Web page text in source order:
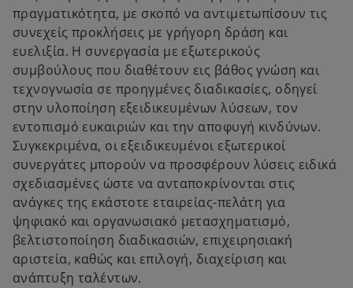
πραγματικότητα, με σκοπό να αντιμετωπίσουν τις
συνεχείς προκλήσεις με γρήγορη δράση και
ευελιξία. Η συνεργασία με εξωτερικούς
συμβούλους που διαθέτουν εις βάθος γνώση και
τεχνογνωσία σε προηγμένες διαδικασίες, οδηγεί
στην υλοποίηση εξειδικευμένων λύσεων, τον
εντοπισμό ευκαιριών και την αποφυγή κινδύνων.
Συγκεκριμένα, οι εξειδικευμένοι εξωτερικοί
συνεργάτες μπορούν να προσφέρουν λύσεις ειδικά
σχεδιασμένες ώστε να ανταποκρίνονται στις
ανάγκες της εκάστοτε εταιρείας-πελάτη για
ψηφιακό και οργανωσιακό μετασχηματισμό,
βελτιστοποίηση διαδικασιών, επιχειρησιακή
αριστεία, καθώς και επιλογή, διαχείριση και
ανάπτυξη ταλέντων.